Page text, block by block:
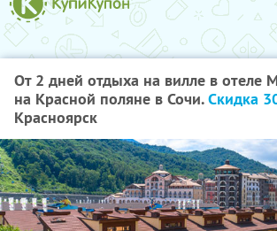
От 2 дней отдыха на вилле в отеле
на Красной поляне в Сочи.Скидка
Красноярск